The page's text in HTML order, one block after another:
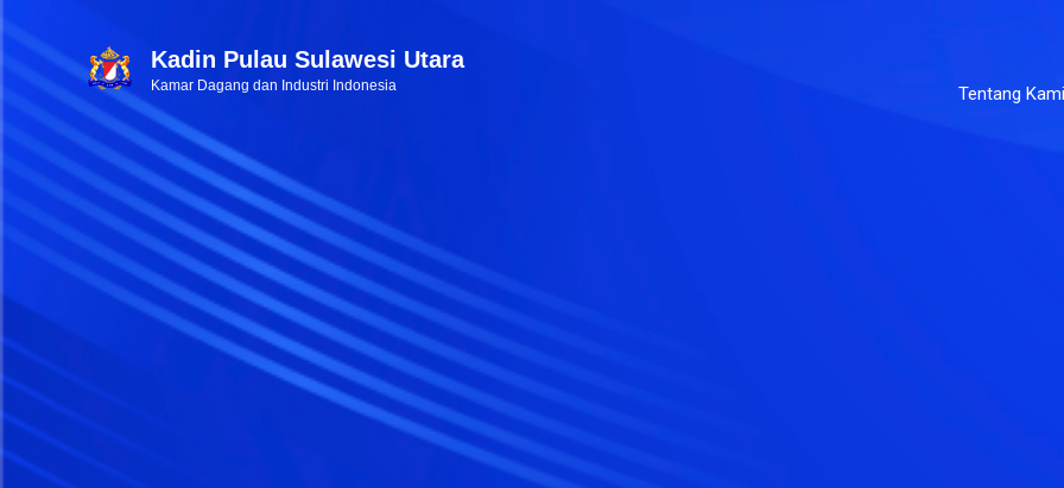
Kadin Pulau Sulawesi Utara
Kamar Dagang dan Industri Indonesia Tentang Kami